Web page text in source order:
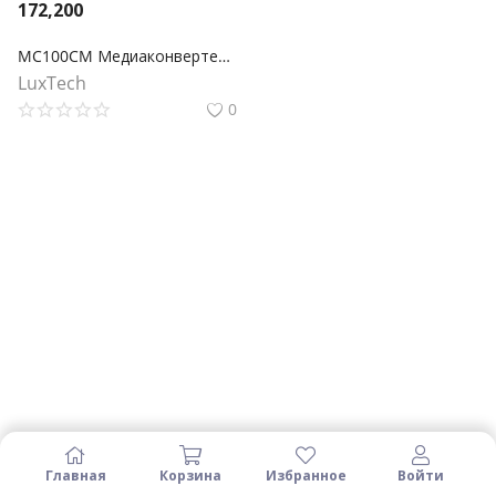
172,200
MC100CM Медиаконвертер Fast Ethernet
LuxTech
0
Главная Корзина Избранное Войти